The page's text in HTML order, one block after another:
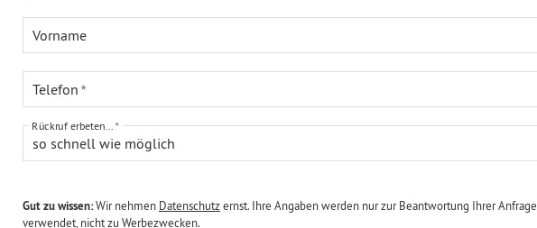
Vorname
Telefon
so schnell wie möglich
Rückruf erbeten...
Gut zu wissen:Wir nehmen Datenschutzernst. Ihre Angaben werden nur zur Beantwortung Ihrer Anfrage
verwendet, nicht zu Werbezwecken.